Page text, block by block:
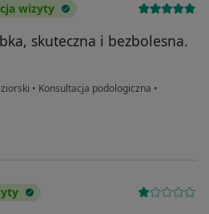
wizyty
skuteczna i bezbolesna.
• Konsultacja podologiczna •